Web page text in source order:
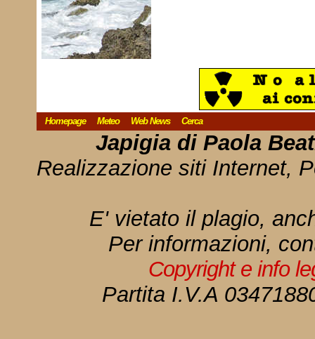
Homepage Meteo Web News Cerca
Japigia di Paola
Realizzazione siti Internet,
E' vietato il plagio,
Per informazioni,
Copyright e info
Partita I.V.A